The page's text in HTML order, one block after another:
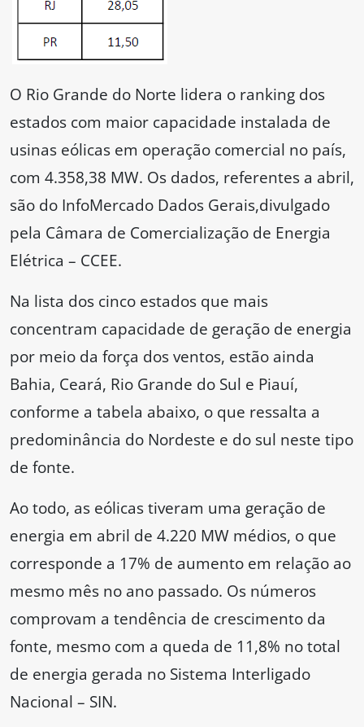
O Rio Grande do Norte lidera o ranking dos
estados com maior capacidade instalada de
usinas eólicas em operação comercial no país,
com 4.358,38 MW. Os dados, referentes a abril,
são do InfoMercado Dados Gerais,divulgado
pela Câmara de Comercialização de Energia
Elétrica – CCEE.
Na lista dos cinco estados que mais
concentram capacidade de geração de energia
por meio da força dos ventos, estão ainda
Bahia, Ceará, Rio Grande do Sul e Piauí,
conforme a tabela abaixo, o que ressalta a
predominância do Nordeste e do sul neste tipo
de fonte.
Ao todo, as eólicas tiveram uma geração de
energia em abril de 4.220 MW médios, o que
corresponde a 17% de aumento em relação ao
mesmo mês no ano passado. Os números
comprovam a tendência de crescimento da
fonte, mesmo com a queda de 11,8% no total
de energia gerada no Sistema Interligado
Nacional – SIN.